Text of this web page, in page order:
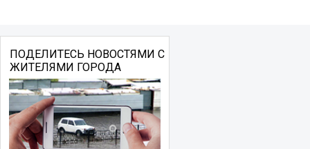
ПОДЕЛИТЕСЬ НОВОСТЯМИ С
ЖИТЕЛЯМИ ГОРОДА